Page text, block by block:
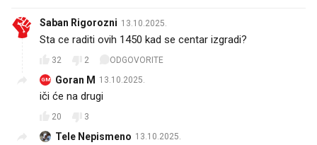
Saban Rigorozni 13.10.2025.
Sta ce raditi ovih 1450 kad se centar izgradi?
32 2 ODGOVORITE
GM Goran M 13.10.2025.
iči će na drugi
20 3
Tele Nepismeno 13.10.2025.